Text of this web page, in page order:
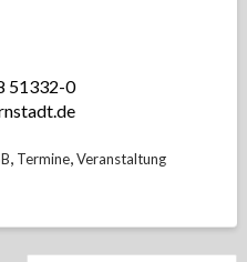
51332-0
, Termine,Veranstaltung